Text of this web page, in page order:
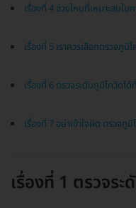
เรื่องที่ 4 ช่วงไหนที่เหมาะสมใน
เรื่องที่ 5 เราควรเลือกตรวจภูมิ
เรื่องที่ 6 ตรวจระดับภูมิโควิดได้
เรื่องที่ 7 อย่าเข้าใจผิด ตรวจภู
เรื่องที่ 1 ตรวจระ